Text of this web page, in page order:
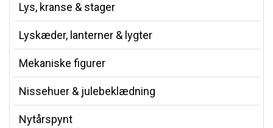
Lys, kranse & stager
Lyskæder, lanterner & lygter
Mekaniske figurer
Nissehuer & julebeklædning
Nytårspynt